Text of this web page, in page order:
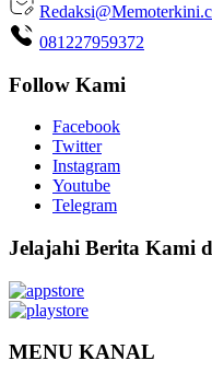
081227959372
Follow Kami
Facebook
Twitter
Instagram
Youtube
Telegram
Jelajahi Berita Kami
MENU KANAL